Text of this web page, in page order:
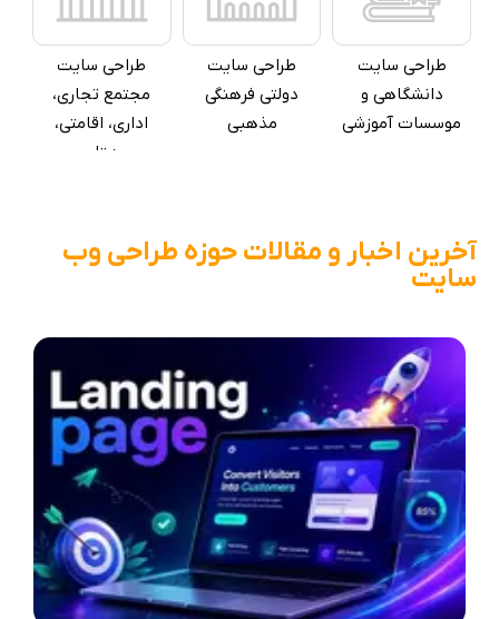
طراحی سایت
شرکت‌های حمل و
طراحی سایت
تجهیزات و ماشین
آلات اداری و لوازم
طراحی سایت
انتشارات و
چاپخانه
طراحی سایت
دانشگاهی و
موسسات آموزشی
طراحی سایت
‏‫دولتی فرهنگی
مذهبی
طراحی سایت
‏‫مجتمع تجاری،
اداری، اقامتی،
هتلی
آخرین اخبار و مقالات حوزه طراحی وب
سایت